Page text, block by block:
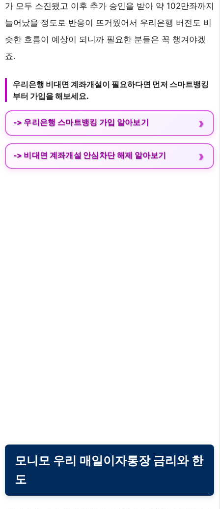
가 모두 소진됐고 이후 추가 승인을 받아 약 102만좌까지
늘어났을 정도로 반응이 뜨거웠어서 우리은행 버전도 비
슷한 흐름이 예상이 되니까 필요한 분들은 꼭 챙겨야겠
죠.
우리은행 비대면 계좌개설이 필요하다면 먼저 스마트뱅킹
부터 가입을 해보세요.
-> 우리은행 스마트뱅킹 가입 알아보기
-> 비대면 계좌개설 안심차단 해제 알아보기
모니모 우리 매일이자통장 금리와 한
도